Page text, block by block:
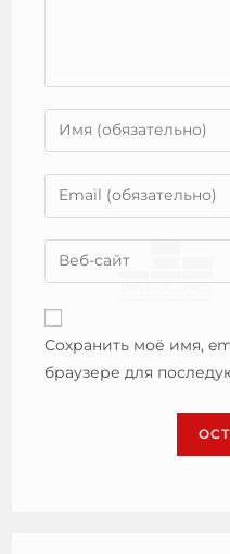
Сохранить моё имя,
браузере для